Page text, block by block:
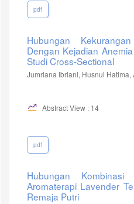
pdf
Hubungan
Dengan Kejadian
Studi Cross-Sectional
Jumriana Ibriani, Husnul Hatima,
Abstract View : 14
pdf
Hubungan
Aromaterapi Lavender
Remaja Putri